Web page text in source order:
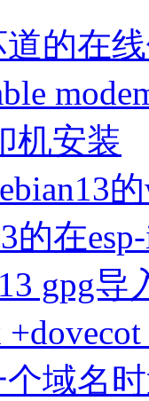
的在
机安装
的在
gpg导
个域名